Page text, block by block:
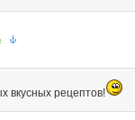
вкусных рецептов!